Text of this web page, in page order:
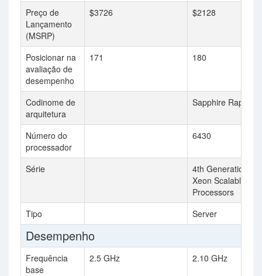
Preço de
Lançamento
(MSRP)
$3726 $2128
Posicionar na
avaliação de
desempenho
171 180
Codinome de
arquitetura
Sapphire Rapids
Número do
processador
6430
Série
4th Generation
Xeon Scalable
Processors
Tipo
Server
Desempenho
Frequência
base
2.5 GHz 2.10 GHz